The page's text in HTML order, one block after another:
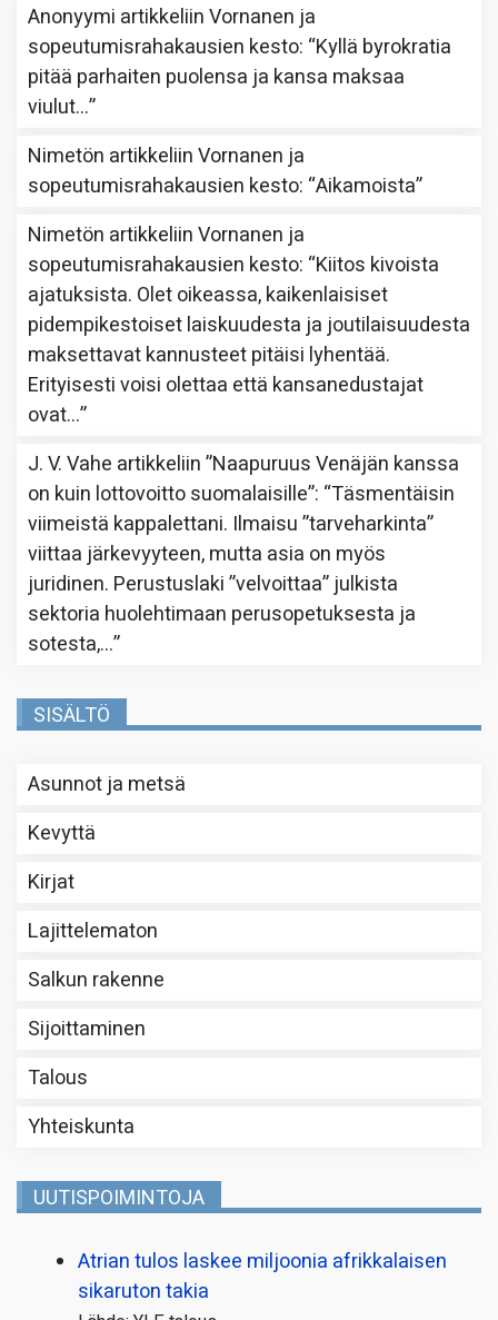
Anonyymi artikkeliinVornanen ja
sopeutumisrahakausien kesto: “Kyllä byrokratia
pitää parhaiten puolensa ja kansa maksaa
viulut…”
Nimetön artikkeliinVornanen ja
sopeutumisrahakausien kesto: “Aikamoista”
Nimetön artikkeliinVornanen ja
sopeutumisrahakausien kesto: “Kiitos kivoista
ajatuksista. Olet oikeassa, kaikenlaisiset
pidempikestoiset laiskuudesta ja joutilaisuudesta
maksettavat kannusteet pitäisi lyhentää.
Erityisesti voisi olettaa että kansanedustajat
ovat…”
J. V. Vahe artikkeliin”Naapuruus Venäjän kanssa
on kuin lottovoitto suomalaisille”: “Täsmentäisin
viimeistä kappalettani. Ilmaisu ”tarveharkinta”
viittaa järkevyyteen, mutta asia on myös
juridinen. Perustuslaki ”velvoittaa” julkista
sektoria huolehtimaan perusopetuksesta ja
sotesta,…”
SISÄLTÖ
Asunnot ja metsä
Kevyttä
Kirjat
Lajittelematon
Salkun rakenne
Sijoittaminen
Talous
Yhteiskunta
UUTISPOIMINTOJA
Atrian tulos laskee miljoonia afrikkalaisen
sikaruton takia